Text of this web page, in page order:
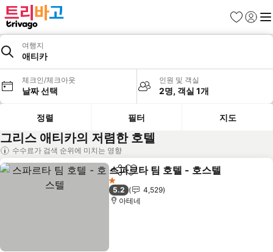
즐겨찾기
로그인
메
여행지
애티카
체크인/체크아웃
날짜 선택
인원 및 객실
2명, 객실 1개
정렬 필터 지도
그리스 애티카의 저렴한 호텔
수수료가 검색 순위에 미치는 영향
공유 즐겨찾기에 추가
스파르타 팀 호텔 - 호스텔
1 성급
5.2
4,529
아테네